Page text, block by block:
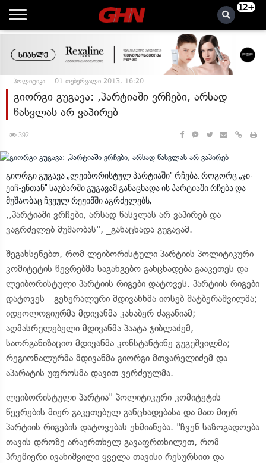
12+
პოლიტიკა 01 თებერვალი 2013, 16:20
გიორგი გუგავა: ,პარტიაში ვრჩები, არსად
წასვლას არ ვაპირებ
392
გიორგი გუგავა ,,ლეიბორისტულ პარტიაში" რჩება. როგორც ,,ჯი-
ეიჩ-ენთან" საუბარში გუგავამ განაცხადა ის პარტიაში რჩება და
მუშაობაც ჩვეულ რეჟიმში აგრძელებს,
,,პარტიაში ვრჩები, არსად წასვლას არ ვაპირებ და
ვაგრძელებ მუშაობას", _განაცხადა გუგავამ.
შეგახსენებთ, რომ ლეიბორისტული პარტიის პოლიტიკური
კომიტეტის წევრებმა საგანგებო განცხადება გააკეთეს და
ლეიბორისტული პარტიის რიგები დატოვეს. პარტიის რიგები
დატოვეს - გენერალური მდივანნმა იოსებ შატბერაშვილმა;
იდეოლოგიურმა მდივანმა კახაბერ ძაგანიამ;
აღმასრულებელი მდივანმა პაატა ჯიბლაძემ,
საორგანიზაციო მდივანმა კონსტანტინე გუგუშვილმა;
რეგიონალურმა მდივანმა გიორგი მთვარელიძემ და
აპარატის უფროსმა დავით ვერძეულმა.
ლეიბორისტული პარტია" პოლიტიკური კომიტეტის
წევრების მიერ გაკეთებულ განცხადებასა და მათ მიერ
პარტიის რიგების დატოვებას ეხმიანება. "ჩვენ საზოგადოება
თავის დროზე არაერთხელ გავაფრთხილეთ, რომ
პრემიერი ივანიშვილი ყველა თავისი რესურსით და